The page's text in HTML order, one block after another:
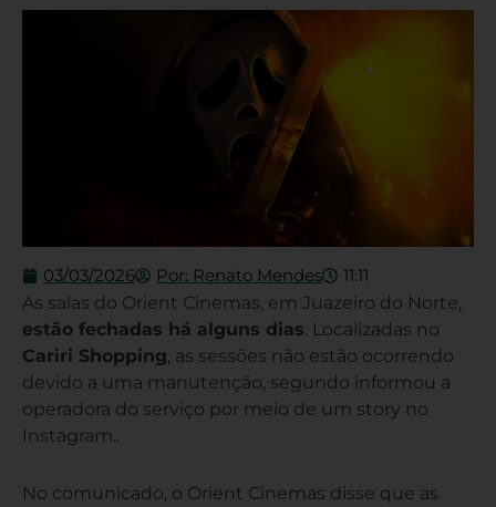
03/03/2026 Por: Renato Mendes 11:11
As salas do Orient Cinemas, em Juazeiro do Norte,
estão fechadas há alguns dias. Localizadas no
Cariri Shopping, as sessões não estão ocorrendo
devido a uma manutenção, segundo informou a
operadora do serviço por meio de um story no
Instagram..
No comunicado, o Orient Cinemas disse que as